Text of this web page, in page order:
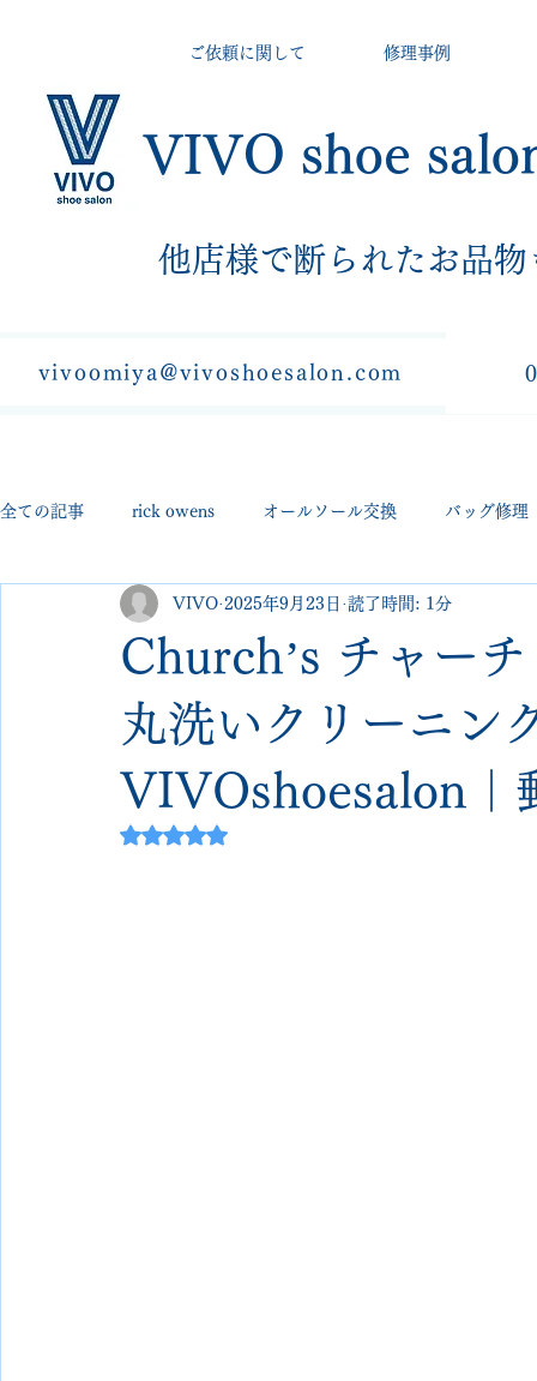
VIVO shoe
他店様で断られたお品物
ご依頼に関して 修理事例
vivoomiya@vivoshoesalon.com
全ての記事 rick owens オールソール交換 バッグ修理
george cleverley Christian louboutin allen edmonds
new balance jimmy choo クリーニング•撥水コーテ
edward green george cox hermes
Church’s チャー
丸洗いクリーニン
VIVOshoesalon｜
VIVO 2025年9月23日 読了時間: 1分
5つ星のうちNaNと評価されています。